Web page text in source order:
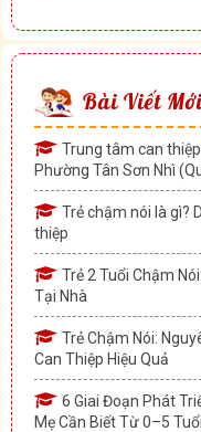
Bài Viết
Trung tâm can
Phường Tân Sơn Nhì
Trẻ chậm nói là gì?
thiệp
Trẻ 2 Tuổi Chậm
Tại Nhà
Trẻ Chậm Nói:
Can Thiệp Hiệu Quả
6 Giai Đoạn Phát
Mẹ Cần Biết Từ 0–5 Tuổi